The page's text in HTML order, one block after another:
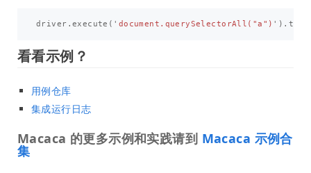
driver . execute ( ' document.querySelectorAll("a") ' ). then
看看示例？
用例仓库
集成运行日志
Macaca 的更多示例和实践请到 Macaca 示例合
集